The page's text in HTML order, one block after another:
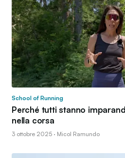
School of Running
Perché tutti stanno
nella corsa
3 ottobre 2025 · Micol Ramundo